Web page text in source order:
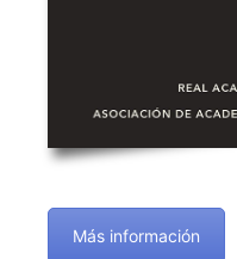
Más información